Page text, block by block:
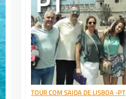
TOUR COM SAIDA DE LISBOA -PT